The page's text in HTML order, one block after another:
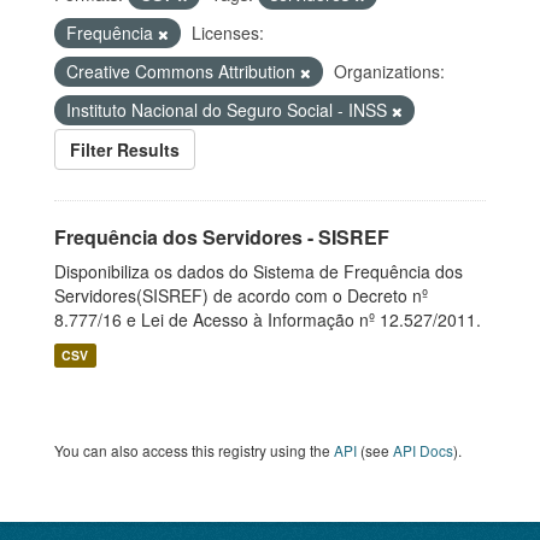
Frequência
Licenses:
Creative Commons Attribution
Organizations:
Instituto Nacional do Seguro Social - INSS
Filter Results
Frequência dos Servidores - SISREF
Disponibiliza os dados do Sistema de Frequência dos
Servidores(SISREF) de acordo com o Decreto nº
8.777/16 e Lei de Acesso à Informação nº 12.527/2011.
CSV
You can also access this registry using the API (see API Docs).